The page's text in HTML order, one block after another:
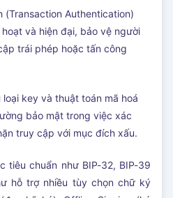
Authentication)
và hiện đại, bảo vệ người
trái phép hoặc tấn công
key và thuật toán mã hoá
bảo mật trong việc xác
truy cập với mục đích xấu.
tiêu chuẩn như BIP-32, BIP-39
hỗ trợ nhiều tùy chọn chữ ký